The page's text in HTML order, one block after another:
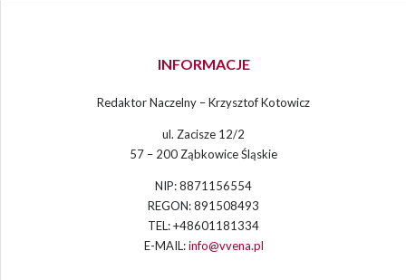
INFORMACJE
Redaktor Naczelny – Krzysztof Kotowicz
ul. Zacisze 12/2
57 – 200 Ząbkowice Śląskie
NIP: 8871156554
REGON: 891508493
TEL: +48601181334
E-MAIL:info@vvena.pl